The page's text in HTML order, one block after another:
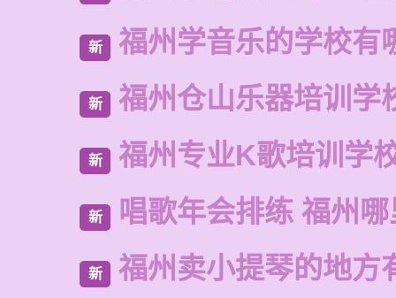
新 福州学音乐的学校有
新 福州仓山乐器培训学
新 福州专业K歌培训学
新 唱歌年会排练 福州
新 福州卖小提琴的地方